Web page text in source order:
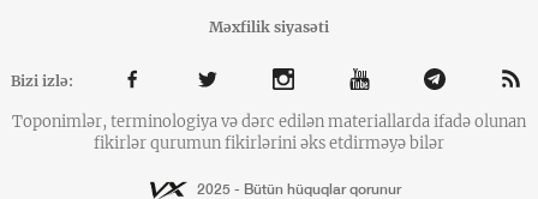
Məxfilik siyasəti
Bizi izlə:
Toponimlər, terminologiya və dərc edilən materiallarda ifadə olunan
fikirlər qurumun fikirlərini əks etdirməyə bilər
2025 - Bütün hüquqlar qorunur